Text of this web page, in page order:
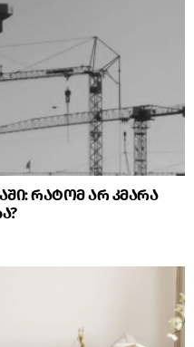
რატომ არ კმარა